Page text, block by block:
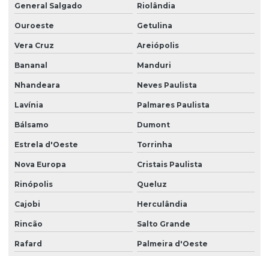
General Salgado Riolândia
Ouroeste Getulina
Vera Cruz Areiópolis
Bananal Manduri
Nhandeara Neves Paulista
Lavínia Palmares Paulista
Bálsamo Dumont
Estrela d'Oeste Torrinha
Nova Europa Cristais Paulista
Rinópolis Queluz
Cajobi Herculândia
Rincão Salto Grande
Rafard Palmeira d'Oeste